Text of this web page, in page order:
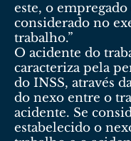
este, o empregado
considerado no
trabalho.”
O acidente do
caracteriza pela
do INSS, através
do nexo entre o
acidente. Se
estabelecido o